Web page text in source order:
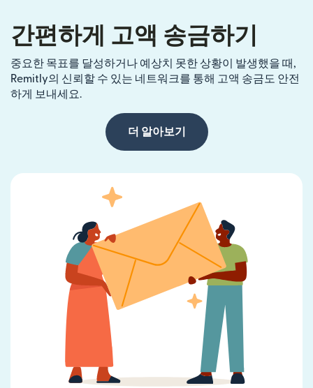
간편하게 고액 송금하기
중요한 목표를 달성하거나 예상치 못한 상황이 발생했을 때,
Remitly의 신뢰할 수 있는 네트워크를 통해 고액 송금도 안전
하게 보내세요.
더 알아보기